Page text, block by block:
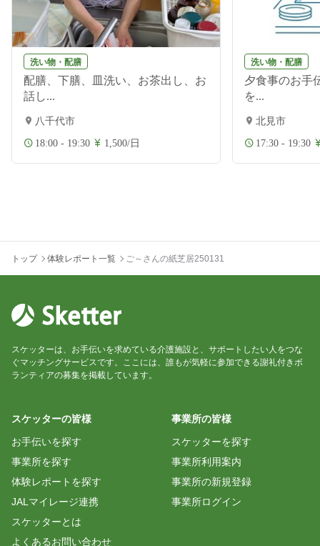
洗い物・配膳
配膳、下膳、皿洗い、お茶出し、お
話し...
八千代市
18:00 - 19:30 1,500/日
洗い物・配膳
夕食事のお手
を...
北見市
17:30 - 19:30
トップ 体験レポート一覧 ご～さんの紙芝居250131
スケッターは、お手伝いを求めている介護施設と、サポートしたい人をつな
ぐマッチングサービスです。ここには、誰もが気軽に参加できる謝礼付きボ
ランティアの募集を掲載しています。
スケッターの皆様
お手伝いを探す
事業所を探す
体験レポートを探す
JALマイレージ連携
スケッターとは
よくあるお問い合わせ
事業所の皆様
スケッターを探す
事業所利用案内
事業所の新規登録
事業所ログイン